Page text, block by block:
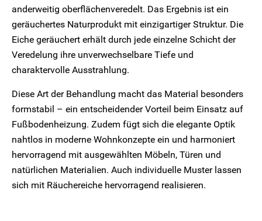
anderweitig oberflächenveredelt. Das Ergebnis ist ein
geräuchertes Naturprodukt mit einzigartiger Struktur. Die
Eiche geräuchert erhält durch jede einzelne Schicht der
Veredelung ihre unverwechselbare Tiefe und
charaktervolle Ausstrahlung.
Diese Art der Behandlung macht das Material besonders
formstabil – ein entscheidender Vorteil beim Einsatz auf
Fußbodenheizung. Zudem fügt sich die elegante Optik
nahtlos in moderne Wohnkonzepte ein und harmoniert
hervorragend mit ausgewählten Möbeln, Türen und
natürlichen Materialien. Auch individuelle Muster lassen
sich mit Räuchereiche hervorragend realisieren.